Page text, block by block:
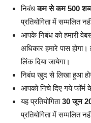
निबंधकम से कम 500
प्रतियोगिता में सम्मलित
आपके निबंध को हमारी
अधिकार हमारे पास
लिंक दिया जायेगा।
निबंध खुद से लिखा हुआ
आपको निचे दिए गये फॉर्म
यह प्रतियोगिता30 जून
प्रतियोगिता में सम्मलित